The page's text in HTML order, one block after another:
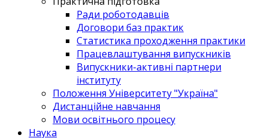
Ради роботодавців
Договори баз практик
Статистика проходження практики
Працевлаштування випускників
Випускники-активні партнери
інституту
Положення Університету "Україна"
Дистанційне навчання
Мови освітнього процесу
Наука